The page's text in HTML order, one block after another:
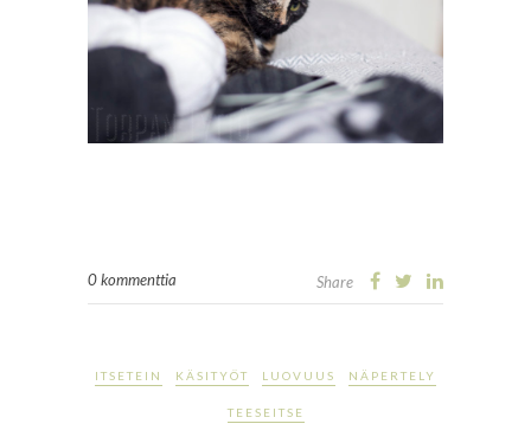
0 kommenttia Share
ITSETEIN KÄSITYÖT LUOVUUS NÄPERTELY
TEESEITSE